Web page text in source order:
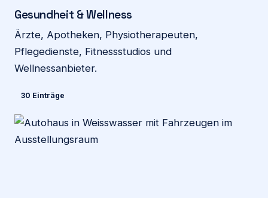
Gesundheit & Wellness
Ärzte, Apotheken, Physiotherapeuten,
Pflegedienste, Fitnessstudios und
Wellnessanbieter.
30 Einträge